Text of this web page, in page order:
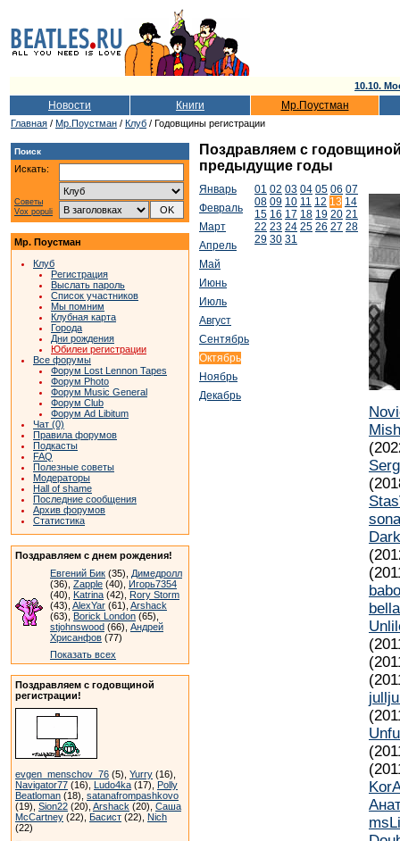
10.10.
Новости Книги Мр.Поустман
Главная / Мр.Поустман / Клуб / Годовщины регистрации
Поиск
Искать:
Советы
Vox populi
Мр. Поустман
Клуб
Регистрация
Выслать пароль
Список участников
Мы помним
Клубная карта
Города
Дни рождения
Юбилеи регистрации
Все форумы
Форум Lost Lennon Tapes
Форум Photo
Форум Music General
Форум Club
Форум Ad Libitum
Чат (0)
Правила форумов
Подкасты
FAQ
Полезные советы
Модераторы
Hall of shame
Последние сообщения
Архив форумов
Статистика
Поздравляем с днем рождения!
Евгений Бик (35), Димедролл
(36), Zapple (40), Игорь7354
(40), Katrina (42), Rory Storm
(43), AlexYar (61), Arshack
(63), Borick London (65),
stjohnswood (66), Андрей
Хрисанфов (77)
Показать всех
Поздравляем с годовщиной
регистрации!
evgen_menschov_76 (5), Yurry (16),
Navigator77 (16), Ludo4ka (17), Polly
Beatloman (18), satanafrompashkovo
(19), Sion22 (20), Arshack (20), Саша
McCartney (22), Басист (22), Nich
(22)
Поздравляем с
предыдущие годы
Январь
Февраль
Март
Апрель
Май
Июнь
Июль
Август
Сентябрь
Октябрь
Ноябрь
Декабрь
01 02 03 04 05 06 07
08 09 10 11 12 13 14
15 16 17 18 19 20 21
22 23 24 25 26 27 28
29 30 31